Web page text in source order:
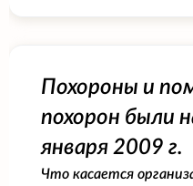
Похороны и
похорон были
января 2009 г.
Что касается